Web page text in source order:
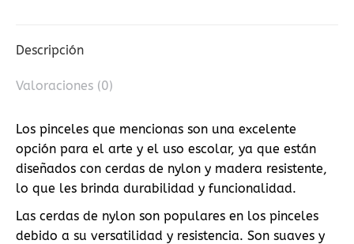
Descripción
Valoraciones (0)
Los pinceles que mencionas son una excelente
opción para el arte y el uso escolar, ya que están
diseñados con cerdas de nylon y madera resistente,
lo que les brinda durabilidad y funcionalidad.
Las cerdas de nylon son populares en los pinceles
debido a su versatilidad y resistencia. Son suaves y